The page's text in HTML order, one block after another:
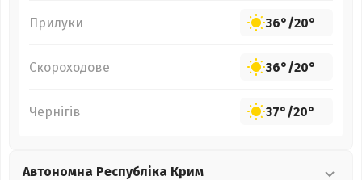
Прилуки 36°/20°
Скороходове 36°/20°
Чернігів 37°/20°
Автономна Республіка Крим